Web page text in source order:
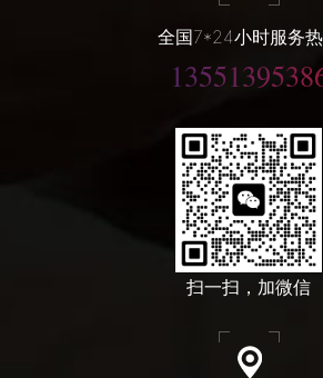
全国7*24小时服务
扫一扫，加微信